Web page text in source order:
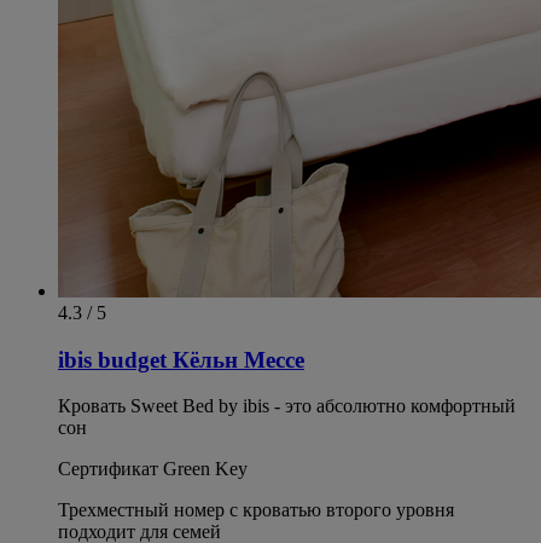
4.3 / 5
ibis budget Кёльн Мессе
Кровать Sweet Bed by ibis - это абсолютно комфортный
сон
Сертификат Green Key
Трехместный номер с кроватью второго уровня
подходит для семей